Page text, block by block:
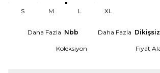
S M L XL
Daha Fazla Nbb Daha Fazla
Koleksiyon Fiyat